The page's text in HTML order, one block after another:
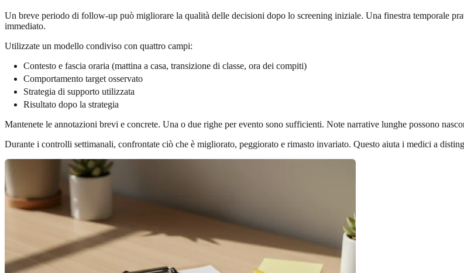
Un breve periodo di follow-up può migliorare la qualità delle decisioni dopo lo screening iniziale. Una finestra temporale
immediato.
Utilizzate un modello condiviso con quattro campi:
Contesto e fascia oraria (mattina a casa, transizione di classe, ora dei compiti)
Comportamento target osservato
Strategia di supporto utilizzata
Risultato dopo la strategia
Mantenete le annotazioni brevi e concrete. Una o due righe per evento sono sufficienti. Note narrative lunghe possono
Durante i controlli settimanali, confrontate ciò che è migliorato, peggiorato e rimasto invariato. Questo aiuta i medici a